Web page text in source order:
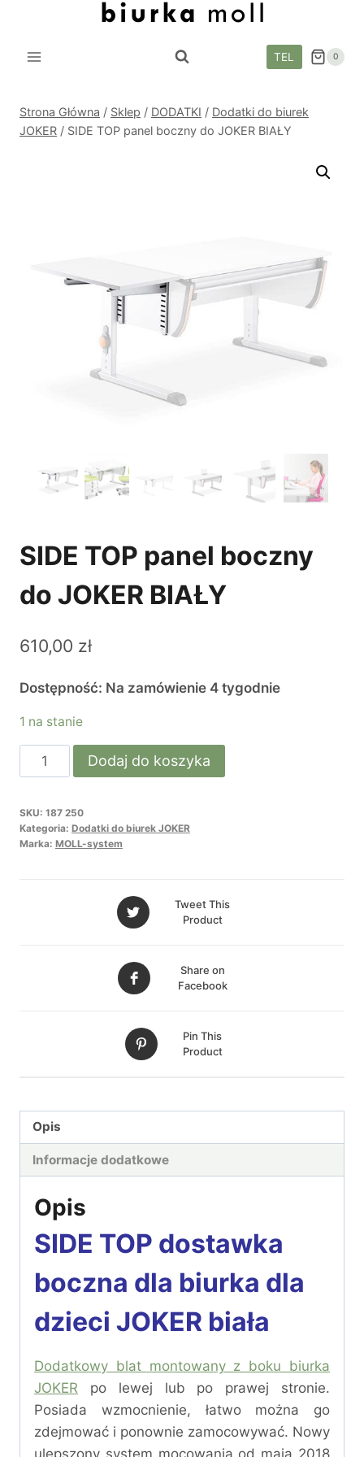
treści
TEL 0
Strona Główna / Sklep / DODATKI / Dodatki do biurek
JOKER / SIDE TOP panel boczny do JOKER BIAŁY
SIDE TOP panel boczny
do JOKER BIAŁY
610,00 zł
Dostępność: Na zamówienie 4 tygodnie
1 na stanie
ilość
SIDE
panel
boczny
Dodaj do koszyka
SKU: 187 250
Kategoria: Dodatki do biurek JOKER
Marka: MOLL-system
Tweet This
Product
Share on
Facebook
Pin This
Product
Opis
Informacje dodatkowe
Opis
SIDE TOP dostawka
boczna dla biurka dla
dzieci JOKER biała
Dodatkowy blat montowany z boku biurka
JOKER po lewej lub po prawej stronie.
Posiada wzmocnienie, łatwo można go
zdejmować i ponownie zamocowywać. Nowy